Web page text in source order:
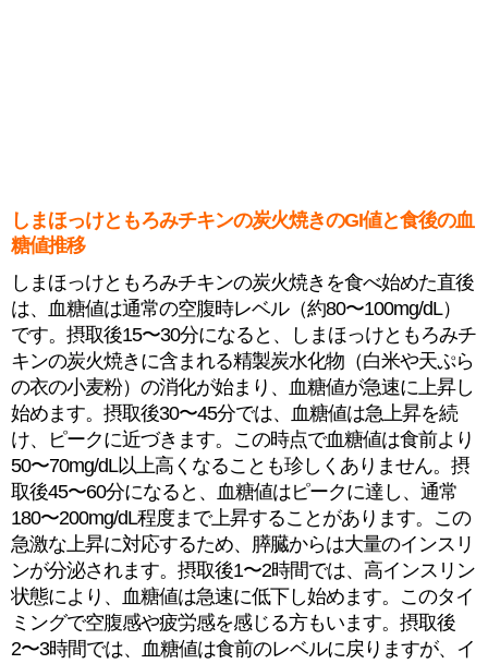
しまほっけともろみチキンの炭火焼きのGI値と食後の血
糖値推移
しまほっけともろみチキンの炭火焼きを食べ始めた直後
は、血糖値は通常の空腹時レベル（約80〜100mg/dL）
です。摂取後15〜30分になると、しまほっけともろみチ
キンの炭火焼きに含まれる精製炭水化物（白米や天ぷら
の衣の小麦粉）の消化が始まり、血糖値が急速に上昇し
始めます。摂取後30〜45分では、血糖値は急上昇を続
け、ピークに近づきます。この時点で血糖値は食前より
50〜70mg/dL以上高くなることも珍しくありません。摂
取後45〜60分になると、血糖値はピークに達し、通常
180〜200mg/dL程度まで上昇することがあります。この
急激な上昇に対応するため、膵臓からは大量のインスリ
ンが分泌されます。摂取後1〜2時間では、高インスリン
状態により、血糖値は急速に低下し始めます。このタイ
ミングで空腹感や疲労感を感じる方もいます。摂取後
2〜3時間では、血糖値は食前のレベルに戻りますが、イ